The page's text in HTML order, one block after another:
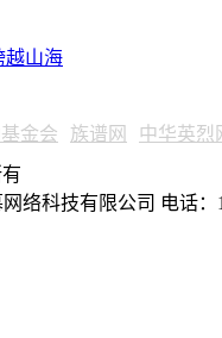
山海
金会 族谱网 中华英烈
络科技有限公司 电话